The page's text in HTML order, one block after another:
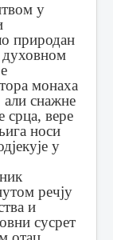
у
природан
духовном
монаха
али снажне
срца, вере
носи
у
речју
и
сусрет